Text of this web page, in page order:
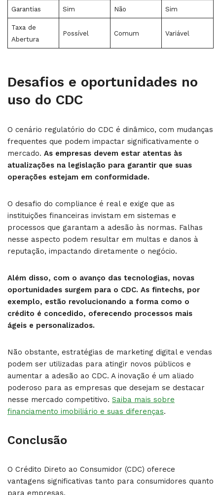
Garantias Sim Não Sim
Taxa de
Abertura
Possível Comum Variável
Desafios e oportunidades no
uso do CDC
O cenário regulatório do CDC é dinâmico, com mudanças
frequentes que podem impactar significativamente o
mercado. As empresas devem estar atentas às
atualizações na legislação para garantir que suas
operações estejam em conformidade.
O desafio do compliance é real e exige que as
instituições financeiras invistam em sistemas e
processos que garantam a adesão às normas. Falhas
nesse aspecto podem resultar em multas e danos à
reputação, impactando diretamente o negócio.
Além disso, com o avanço das tecnologias, novas
oportunidades surgem para o CDC. As fintechs, por
exemplo, estão revolucionando a forma como o
crédito é concedido, oferecendo processos mais
ágeis e personalizados.
Não obstante, estratégias de marketing digital e vendas
podem ser utilizadas para atingir novos públicos e
aumentar a adesão ao CDC. A inovação é um aliado
poderoso para as empresas que desejam se destacar
nesse mercado competitivo. Saiba mais sobre
financiamento imobiliário e suas diferenças.
Conclusão
O Crédito Direto ao Consumidor (CDC) oferece
vantagens significativas tanto para consumidores quanto
para empresas.